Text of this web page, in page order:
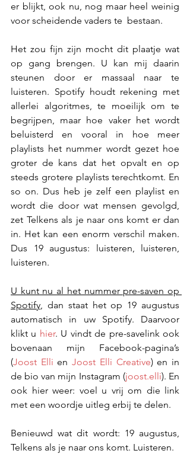
er blijkt, ook nu, nog maar heel weinig
voor scheidende vaders te  bestaan.
Het zou fijn zijn mocht dit plaatje wat
op gang brengen. U kan mij daarin
steunen door er massaal naar te
luisteren. Spotify houdt rekening met
allerlei algoritmes, te moeilijk om te
begrijpen, maar hoe vaker het wordt
beluisterd en vooral in hoe meer
playlists het nummer wordt gezet hoe
groter de kans dat het opvalt en op
steeds grotere playlists terechtkomt. En
so on. Dus heb je zelf een playlist en
wordt die door wat mensen gevolgd,
zet Telkens als je naar ons komt er dan
in. Het kan een enorm verschil maken.
Dus 19 augustus: luisteren, luisteren,
luisteren.
U kunt nu al het nummer pre-saven op
Spotify, dan staat het op 19 augustus
automatisch in uw Spotify. Daarvoor
klikt u hier. U vindt de pre-savelink ook
bovenaan mijn Facebook-pagina’s
(Joost Elli en Joost Elli Creative) en in
de bio van mijn Instagram (joost.elli). En
ook hier weer: voel u vrij om die link
met een woordje uitleg erbij te delen.
Benieuwd wat dit wordt: 19 augustus,
Telkens als je naar ons komt. Luisteren.